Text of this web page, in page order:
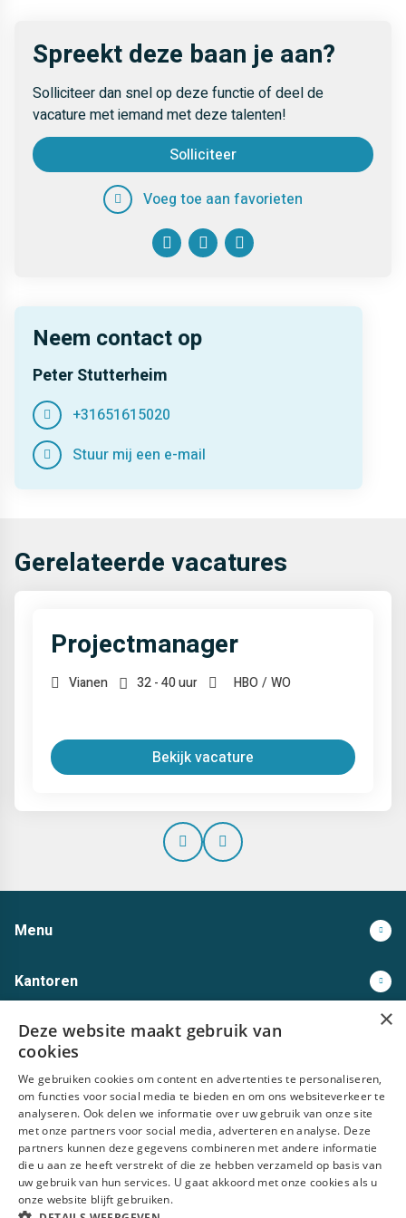
Organiseren van projectplanningen, timings en
deliverables
Signaleren van knelpunten en proactief oplossingen
aandragen
Bewaken van projectbudgetten en gemaakte uren
Verzorgen van duidelijke interne en externe
communicatie rondom projecten
Spreekt deze baan je aan?
Solliciteer dan snel op deze functie of deel de
vacature met iemand met deze talenten!
Facebook
Twitter
Solliciteer
Voeg toe aan favorieten
Neem contact op
Peter Stutterheim
+31651615020
Stuur mij een e-mail
Gerelateerde vacatures
Projectmanager
Vianen 32 - 40 uur HBO WO
Bekijk vacature
Prev Next
Menu
Kantoren
Open sollicitatie
Volg ons op
Privacy statementAlgemene voorwaarden
×
Deze website maakt gebruik van
cookies
We gebruiken cookies om content en advertenties te personaliseren,
om functies voor social media te bieden en om ons websiteverkeer te
analyseren. Ook delen we informatie over uw gebruik van onze site
met onze partners voor social media, adverteren en analyse. Deze
partners kunnen deze gegevens combineren met andere informatie
die u aan ze heeft verstrekt of die ze hebben verzameld op basis van
uw gebruik van hun services. U gaat akkoord met onze cookies als u
onze website blijft gebruiken.